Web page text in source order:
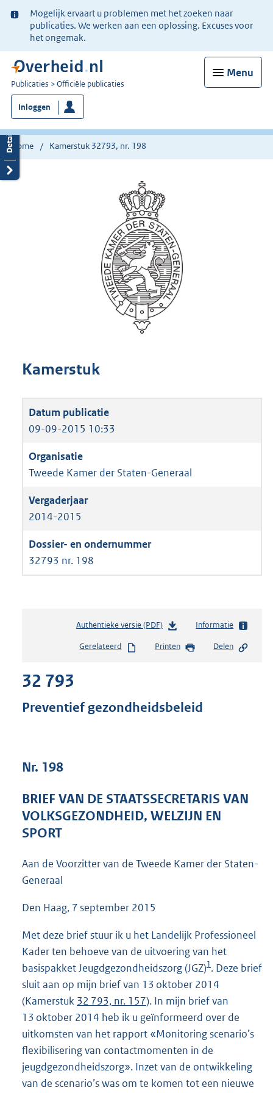
Ter
informatie:
Mogelijk ervaart u problemen met het zoeken naar
publicaties. We werken aan een oplossing. Excuses voor
het ongemak.
Menu
U
bent
nu
hier:
Publicaties Officiële publicaties
Inloggen
Home Kamerstuk 32793, nr. 198
Kamerstuk
09-09-2015 10:33
Tweede Kamer der Staten-Generaal
2014-2015
32793 nr. 198
Authentieke versie (PDF)b
s
d
s
e
:
b
Informatie
Gerelateerd Printen Delen
32 793
Preventief gezondheidsbeleid
Nr. 198
BRIEF VAN DE STAATSSECRETARIS VAN
VOLKSGEZONDHEID, WELZIJN EN
SPORT
Aan de Voorzitter van de Tweede Kamer der Staten-
Generaal
Den Haag, 7 september 2015
Met deze brief stuur ik u het Landelijk Professioneel
Kader ten behoeve van de uitvoering van het
basispakket Jeugdgezondheidszorg (JGZ)1. Deze brief
sluit aan op mijn brief van 13 oktober 2014
(Kamerstuk 32 793, nr. 157). In mijn brief van
13 oktober 2014 heb ik u geïnformeerd over de
uitkomsten van het rapport «Monitoring scenario’s
flexibilisering van contactmomenten in de
jeugdgezondheidszorg». Inzet van de ontwikkeling
van de scenario’s was om te komen tot een nieuwe